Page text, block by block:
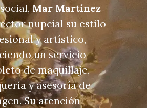
Mar Martínez
nupcial su estilo
y artístico,
un servicio
de maquillaje,
y asesoría de
Su atención